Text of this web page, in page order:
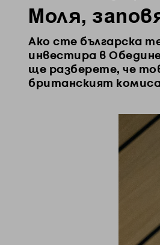
Моля,
Ако сте българска
инвестира в
ще разберете, че
британският